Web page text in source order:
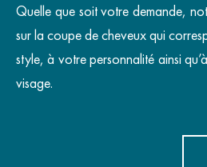
Quelle que soit votre demande,
sur la coupe de cheveux qui
style, à votre personnalité ainsi
visage.